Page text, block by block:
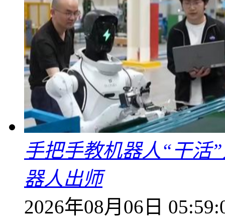
手把手教机器人“干活
器人出师
2026年08月06日